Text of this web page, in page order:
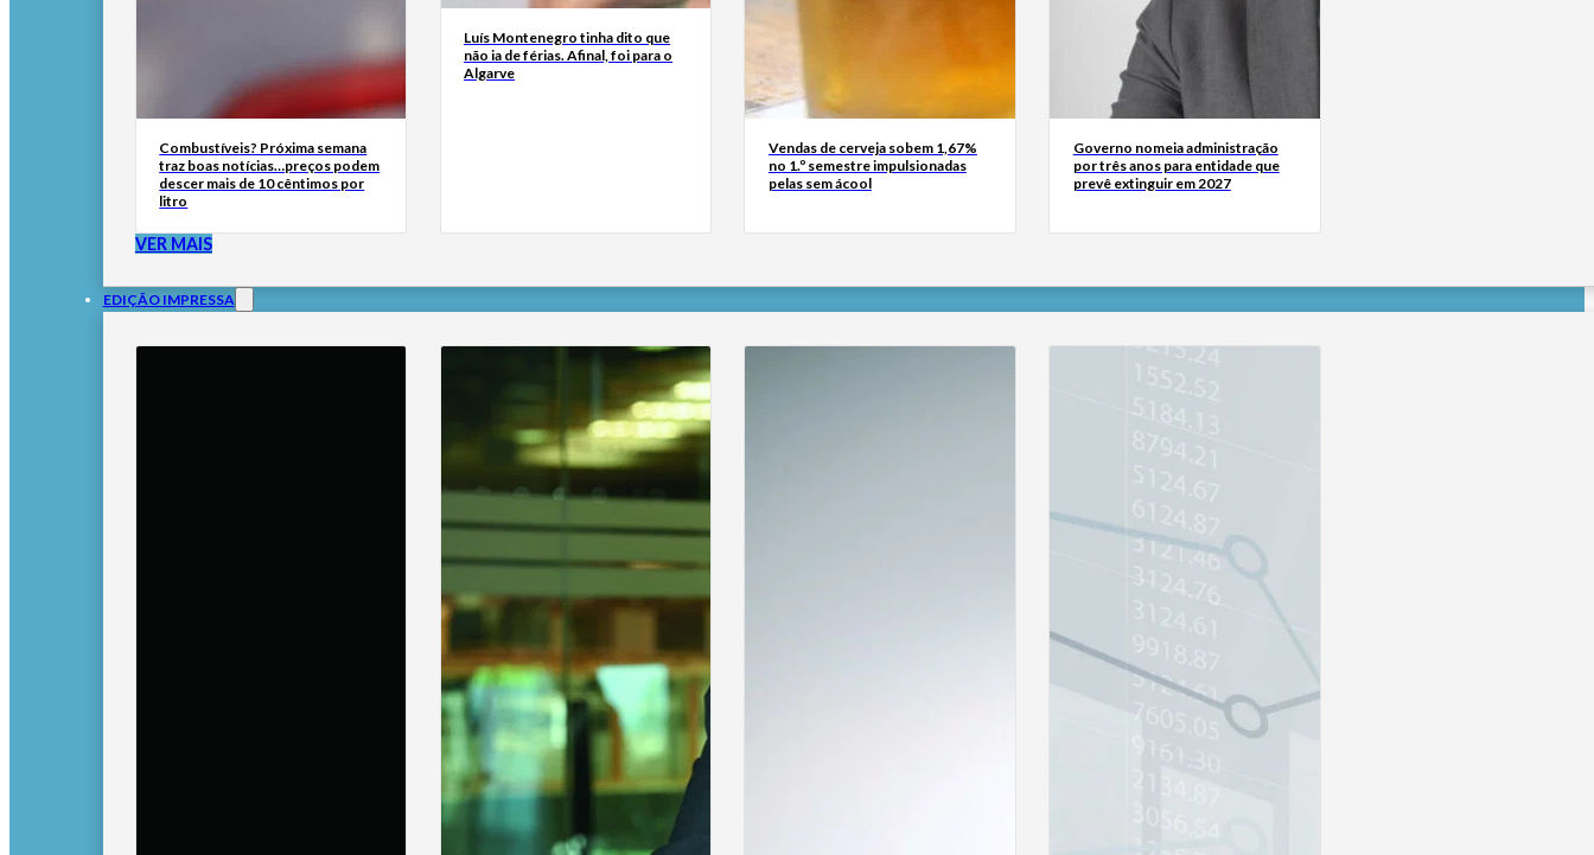
Combustíveis? Próxima semana
traz boas notícias…preços podem
descer mais de 10 cêntimos por
litro
Luís Montenegro tinha dito que
não ia de férias. Afinal, foi para o
Algarve
Vendas de cerveja sobem 1,67%
no 1.º semestre impulsionadas
pelas sem ácool
Governo nomeia administração
por três anos para entidade que
prevê extinguir em 2027
VER MAIS
EDIÇÃO IMPRESSA